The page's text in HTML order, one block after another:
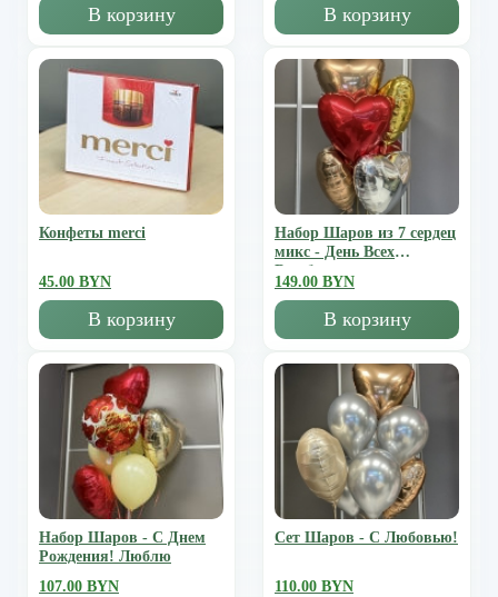
В корзину В корзину
Конфеты merci
45.00 BYN
В корзину
Набор Шаров из 7 сердец
микс - День Всех
Влюбленных
149.00 BYN
В корзину
Набор Шаров - С Днем
Рождения! Люблю
107.00 BYN
Сет Шаров - С Любовью!
110.00 BYN